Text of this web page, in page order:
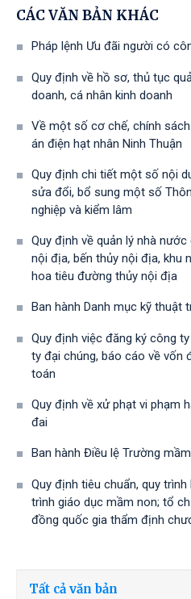
CÁC VĂN BẢN KHÁC
Pháp lệnh Ưu đãi người có
Quy định về hồ sơ, thủ tục
doanh, cá nhân kinh doanh
Về một số cơ chế, chính
án điện hạt nhân Ninh Thuận
Quy định chi tiết một số nội
sửa đổi, bổ sung một số
nghiệp và kiểm lâm
Quy định về quản lý nhà
nội địa, bến thủy nội địa, khu
hoa tiêu đường thủy nội địa
Ban hành Danh mục kỹ thuật
Quy định việc đăng ký công
ty đại chúng, báo cáo về vốn
toán
Quy định về xử phạt vi phạm
đai
Ban hành Điều lệ Trường
Quy định tiêu chuẩn, quy
trình giáo dục mầm non; tổ
đồng quốc gia thẩm định
Tất cả văn bản